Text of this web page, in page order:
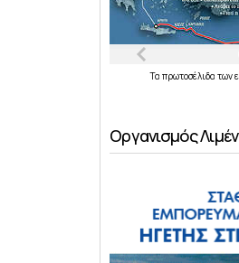
Τα πρωτοσέλιδα των
Οργανισμός